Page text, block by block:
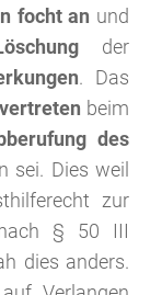
focht an und
der
. Das
beim
des
sei. Dies weil
zur
nach § 50 III
dies anders.